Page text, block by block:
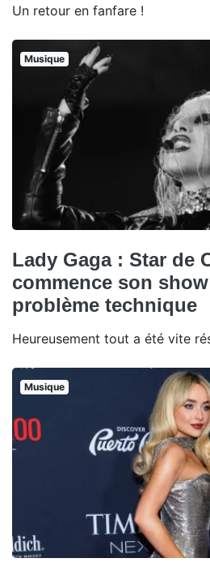
Un retour en fanfare !
Musique
Lady Gaga : Star de
commence son
problème technique
Heureusement tout a été vite
Musique